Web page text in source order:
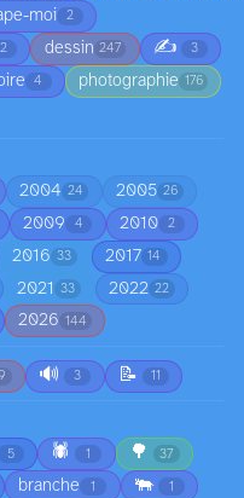
moi 2
2 dessin 247 ✍️ 3
4 photographie 176
2004 24 2005 26
2009 4 2010 2
2016 33 2017 14
2021 33 2022 22
2026 144
🔊 3 📝 11
5 🕷️ 1 🌳 37
branche 1 🐃 1